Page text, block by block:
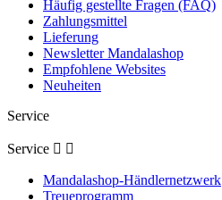
Häufig gestellte Fragen (FAQ)
Zahlungsmittel
Lieferung
Newsletter Mandalashop
Empfohlene Websites
Neuheiten
Service
Service  
Mandalashop-Händlernetzwerk
Treueprogramm